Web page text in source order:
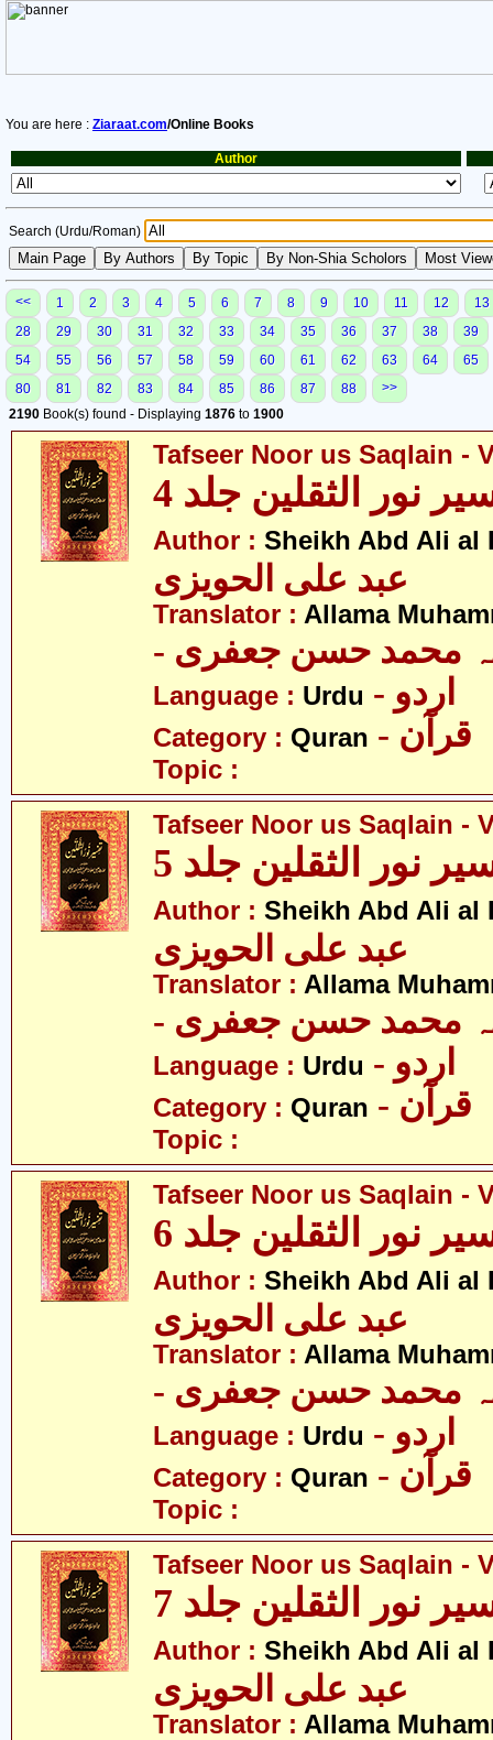
You are here : Ziaraat.com/Online Books
Author
Search (Urdu/Roman)
<< 1 2 3 4 5 6 7 8 9 10 11 12
13
28
29 30 31 32 33 34 35 36 37 38
39
54
55 56 57 58 59 60 61 62 63 64
65
80
81 82 83 84 85 86 87 88
>>
2190 Book(s) found - Displaying 1876 to 1900
Tafseer Noor us Saqlain -
نور الثقلین جلد 4
Author : Sheikh Abd Ali al
عبد علی الحویزی
Translator : Allama
محمد حسن جعفری
Language : Urdu - اردو
Category : Quran - قرآن
Topic :
Tafseer Noor us Saqlain -
نور الثقلین جلد 5
Author : Sheikh Abd Ali al
عبد علی الحویزی
Translator : Allama
محمد حسن جعفری
Language : Urdu - اردو
Category : Quran - قرآن
Topic :
Tafseer Noor us Saqlain -
نور الثقلین جلد 6
Author : Sheikh Abd Ali al
عبد علی الحویزی
Translator : Allama
محمد حسن جعفری
Language : Urdu - اردو
Category : Quran - قرآن
Topic :
Tafseer Noor us Saqlain -
نور الثقلین جلد 7
Author : Sheikh Abd Ali al
عبد علی الحویزی
Translator : Allama